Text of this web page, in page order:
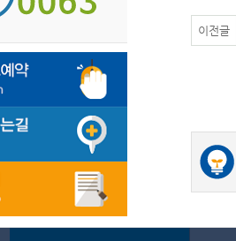
이전글